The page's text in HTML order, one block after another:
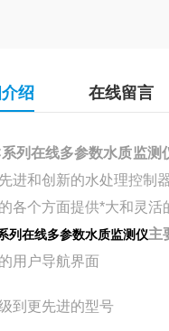
绍 在线留言
列在线多参数水质监测
进和创新的水处理控制
各个方面提供*大和灵活
列在线多参数水质监测仪主
用户导航界面
到更先进的型号